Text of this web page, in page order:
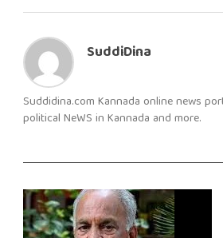
SuddiDina
Suddidina.com Kannada online news
political NeWS in Kannada and more.